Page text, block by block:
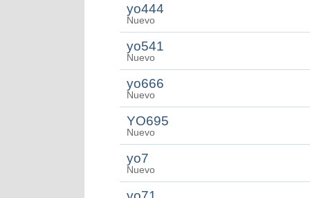
yo444
Nuevo
yo541
Nuevo
yo666
Nuevo
YO695
Nuevo
yo7
Nuevo